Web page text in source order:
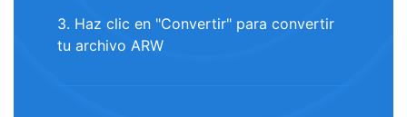
3. Haz clic en "Convertir" para convertir
tu archivo ARW